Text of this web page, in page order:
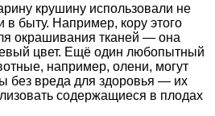
крушину использовали не
в быту. Например, кору этого
окрашивания тканей — она
цвет. Ещё один любопытный
например, олени, могут
без вреда для здоровья — их
содержащиеся в плодах